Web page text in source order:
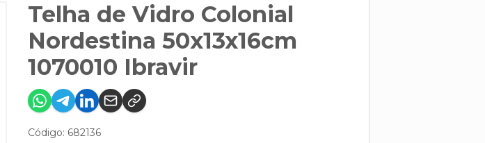
Telha de Vidro Colonial
Nordestina 50x13x16cm
1070010 Ibravir
Código: 682136